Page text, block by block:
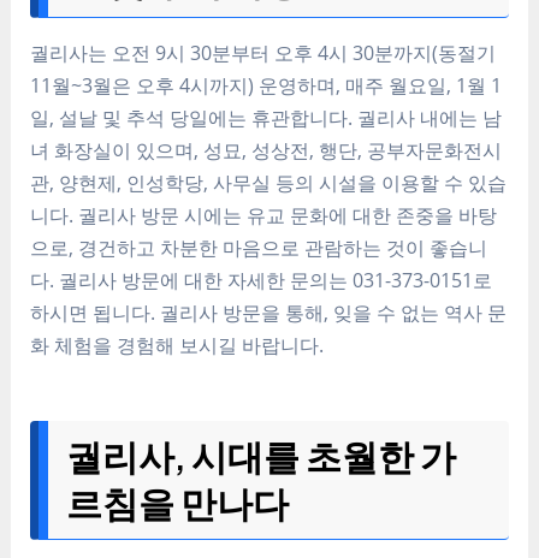
궐리사는 오전 9시 30분부터 오후 4시 30분까지(동절기
11월~3월은 오후 4시까지) 운영하며, 매주 월요일, 1월 1
일, 설날 및 추석 당일에는 휴관합니다. 궐리사 내에는 남
녀 화장실이 있으며, 성묘, 성상전, 행단, 공부자문화전시
관, 양현제, 인성학당, 사무실 등의 시설을 이용할 수 있습
니다. 궐리사 방문 시에는 유교 문화에 대한 존중을 바탕
으로, 경건하고 차분한 마음으로 관람하는 것이 좋습니
다. 궐리사 방문에 대한 자세한 문의는 031-373-0151로
하시면 됩니다. 궐리사 방문을 통해, 잊을 수 없는 역사 문
화 체험을 경험해 보시길 바랍니다.
궐리사, 시대를 초월한 가
르침을 만나다